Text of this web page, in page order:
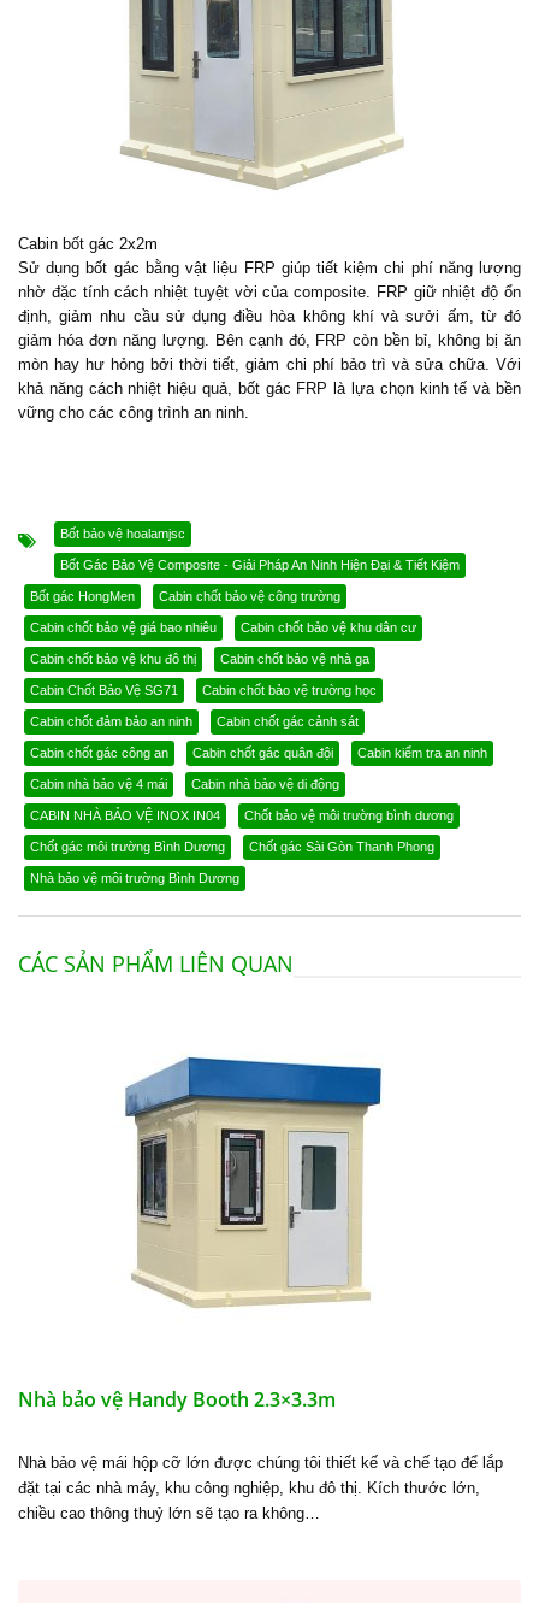
Cabin bốt gác 2x2m
Sử dụngbốt gác bằng vật liệu FRP giúp tiết kiệm chi phí năng lượng
nhờ đặc tính cách nhiệt tuyệt vời của composite. FRP giữ nhiệt độ ổn
định, giảm nhu cầu sử dụng điều hòa không khí và sưởi ấm, từ đó
giảm hóa đơn năng lượng. Bên cạnh đó, FRP còn bền bỉ, không bị ăn
mòn hay hư hỏng bởi thời tiết, giảm chi phí bảo trì và sửa chữa. Với
khả năng cách nhiệt hiệu quả, bốt gác FRP là lựa chọn kinh tế và bền
vững cho các công trình an ninh.
Bốt bảo vệ hoalamjsc
Bốt Gác Bảo Vệ Composite - Giải Pháp An Ninh Hiện Đại & Tiết Kiệm
Bốt gác HongMen Cabin chốt bảo vệ công trường
Cabin chốt bảo vệ giá bao nhiêu Cabin chốt bảo vệ khu dân cư
Cabin chốt bảo vệ khu đô thị Cabin chốt bảo vệ nhà ga
Cabin Chốt Bảo Vệ SG71 Cabin chốt bảo vệ trường học
Cabin chốt đảm bảo an ninh Cabin chốt gác cảnh sát
Cabin chốt gác công an Cabin chốt gác quân đội Cabin kiểm tra an ninh
Cabin nhà bảo vệ 4 mái Cabin nhà bảo vệ di động
CABIN NHÀ BẢO VỆ INOX IN04 Chốt bảo vệ môi trường bình dương
Chốt gác môi trường Bình Dương Chốt gác Sài Gòn Thanh Phong
Nhà bảo vệ môi trường Bình Dương
CÁC SẢN PHẨM LIÊN QUAN
Nhà bảo vệ Handy Booth 2.3×3.3m
Nhà bảo vệ mái hộp cỡ lớn được chúng tôi thiết kế và chế tạo để lắp
đặt tại các nhà máy, khu công nghiệp, khu đô thị. Kích thước lớn,
chiều cao thông thuỷ lớn sẽ tạo ra không…